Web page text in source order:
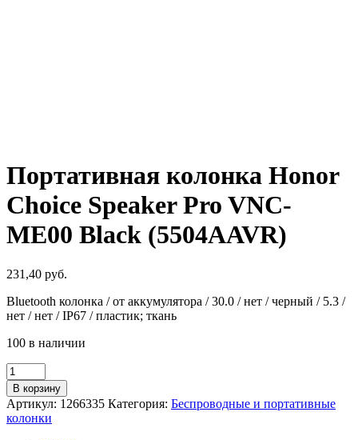
Портативная колонка Honor
Choice Speaker Pro VNC-
ME00 Black (5504AAVR)
231,40 руб.
Bluetooth колонка / от аккумулятора / 30.0 / нет / черный / 5.3 /
нет / нет / IP67 / пластик; ткань
100 в наличии
Количество
товара
Портативная
колонка
Honor
В корзину
Артикул: 1266335 Категория: Беспроводные и портативные
колонки